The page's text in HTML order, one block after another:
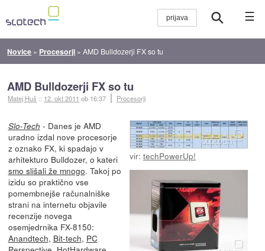
☰
Novice » Procesorji »AMD Bulldozerji FX so tu
AMD Bulldozerji FX so tu
Matej Huš :: 12. okt 2011 ob 16:37 Procesorji
vir: techPowerUp!
Slo-Tech - Danes je AMD
uradno izdal nove procesorje
z oznako FX, ki spadajo v
arhitekturo Bulldozer, o kateri
smo slišali že mnogo. Takoj po
izidu so praktično vse
pomembnejše računalniške
strani na internetu objavile
recenzije novega
osemjedrnika FX-8150:
Anandtech, Bit-tech, PC